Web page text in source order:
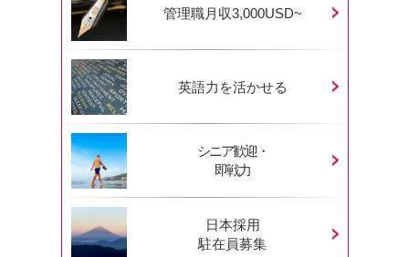
管理職月収3,000USD~
英語力を活かせる
シニア歓迎・
即戦力
日本採用
駐在員募集